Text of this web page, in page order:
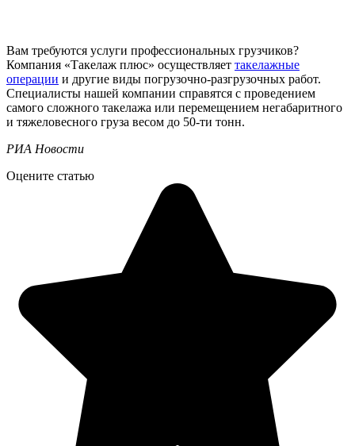
Вам требуются услуги профессиональных грузчиков?
Компания «Такелаж плюс» осуществляет такелажные
операции и другие виды погрузочно-разгрузочных работ.
Специалисты нашей компании справятся с проведением
самого сложного такелажа или перемещением негабаритного
и тяжеловесного груза весом до 50-ти тонн.
РИА Новости
Оцените статью